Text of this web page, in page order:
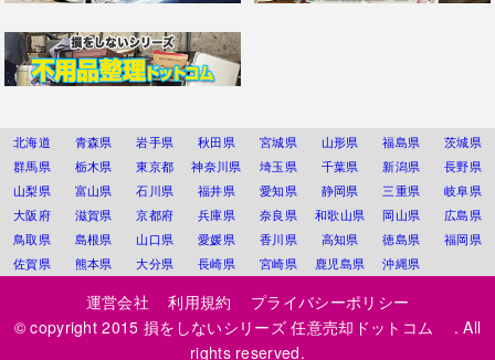
北海道 青森県 岩手県 秋田県 宮城県 山形県 福島県
茨城県
群馬県
栃木県 東京都 神奈川県 埼玉県 千葉県 新潟県
長野県
山梨県
富山県 石川県 福井県 愛知県 静岡県 三重県
岐阜県
大阪府
滋賀県 京都府 兵庫県 奈良県 和歌山県 岡山県
広島県
鳥取県
島根県 山口県 愛媛県 香川県 高知県 徳島県
福岡県
佐賀県
熊本県 大分県 長崎県 宮崎県 鹿児島県 沖縄県
運営会社 利用規約
プライバシーポリシー
© copyright 2015損をしないシリーズ 任意売却ドットコム
. All
rights reserved.